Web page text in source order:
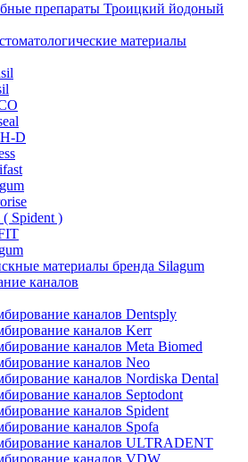
препараты Троицкий йодоный
материалы
D
Spident )
материалы бренда Silagum
каналов
каналов Dentsply
каналов Kerr
каналов Meta Biomed
каналов Neo
каналов Nordiska Dental
каналов Septodont
каналов Spident
каналов Spofa
каналов ULTRADENT